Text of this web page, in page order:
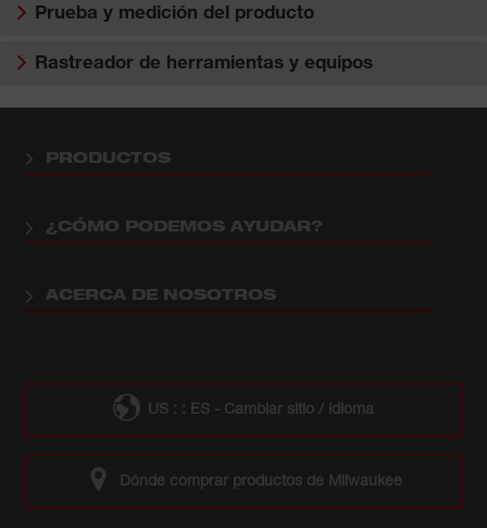
Prueba y medición del producto
Rastreador de herramientas y equipos
PRODUCTOS
¿CÓMO PODEMOS AYUDAR?
ACERCA DE NOSOTROS
US : : ES - Cambiar sitio / idioma
Dónde comprar productos de Milwaukee